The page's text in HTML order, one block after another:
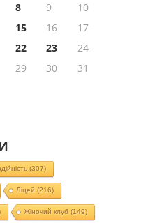
8 9
10
15 16
17
22 23
24
29 30
31
(307)
Ліцей (216)
Жіночий клуб (149)